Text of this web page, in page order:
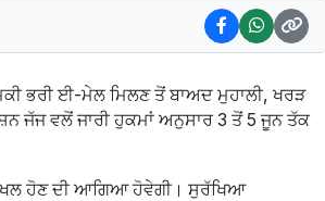
ਭਰੀ ਈ-ਮੇਲ ਮਿਲਣ ਤੋਂ ਬਾਅਦ ਮੁਹਾਲੀ, ਖਰੜ
ਜੱਜ ਵਲੋਂ ਜਾਰੀ ਹੁਕਮਾਂ ਅਨੁਸਾਰ 3 ਤੋਂ 5 ਜੂਨ ਤੱਕ
ਹੋਣ ਦੀ ਆਗਿਆ ਹੋਵੇਗੀ। ਸੁਰੱਖਿਆ